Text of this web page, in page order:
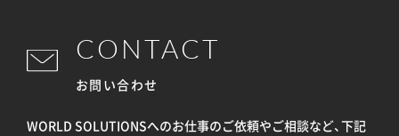
CONTACT
お問い合わせ
WORLD SOLUTIONSへのお仕事のご依頼やご相談など、下記